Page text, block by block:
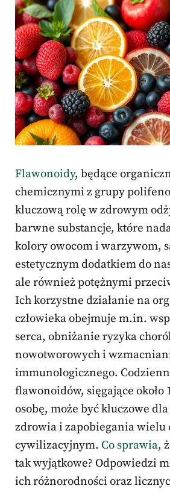
Flawonoidy, będące
chemicznymi z grupy
kluczową rolę w zdrowym
barwne substancje, które
kolory owocom i warzywom,
estetycznym dodatkiem do
ale również potężnymi
Ich korzystne działanie na
człowieka obejmuje m.in.
serca, obniżanie ryzyka
nowotworowych i
immunologicznego.
flawonoidów, sięgające około
osobę, może być kluczowe
zdrowia i zapobiegania wielu
cywilizacyjnym. Co sprawia,
tak wyjątkowe? Odpowiedzi
ich różnorodności oraz